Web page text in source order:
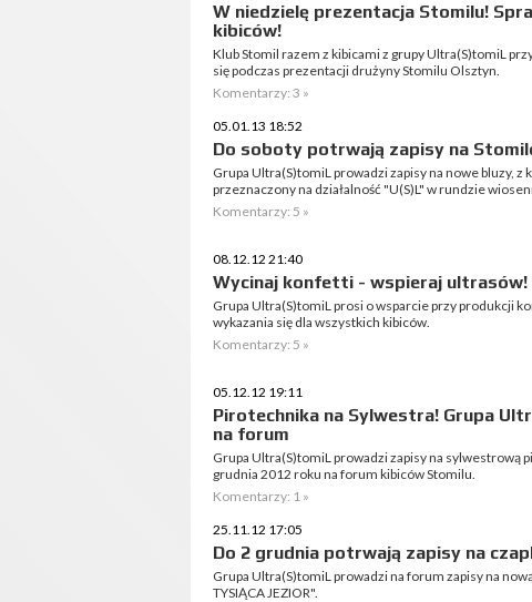
W niedzielę prezentacja Stomilu!
kibiców!
Klub Stomil razem z kibicami z grupy Ultra(S)tomiL
się podczas prezentacji drużyny Stomilu Olsztyn.
Komentarzy: 3 »
05.01.13 18:52
Do soboty potrwają zapisy na
Grupa Ultra(S)tomiL prowadzi zapisy na nowe bluzy, z
przeznaczony na działalność "U(S)L" w rundzie
Komentarzy: 5 »
08.12.12 21:40
Wycinaj konfetti - wspieraj ultrasów!
Grupa Ultra(S)tomiL prosi o wsparcie przy produkcji
wykazania się dla wszystkich kibiców.
Komentarzy: 5 »
05.12.12 19:11
Pirotechnika na Sylwestra! Grupa
na forum
Grupa Ultra(S)tomiL prowadzi zapisy na sylwestrową
grudnia 2012 roku na forum kibiców Stomilu.
Komentarzy: 1 »
25.11.12 17:05
Do 2 grudnia potrwają zapisy na
Grupa Ultra(S)tomiL prowadzi na forum zapisy na
TYSIĄCA JEZIOR".